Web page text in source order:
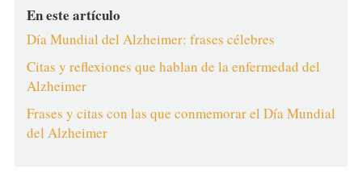
En este artículo
Día Mundial del Alzheimer: frases célebres
Citas y reflexiones que hablan de la enfermedad del
Alzheimer
Frases y citas con las que conmemorar el Día Mundial
del Alzheimer